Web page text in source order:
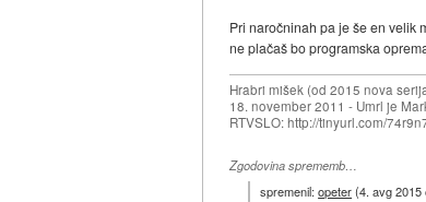
Pri naročninah pa je še en velik
ne plačaš bo programska
Hrabri mišek (od 2015 nova
18. november 2011 - Umrl je
RTVSLO: http://tinyurl.com/
Zgodovina sprememb…
spremenil:opeter(4. avg 2015